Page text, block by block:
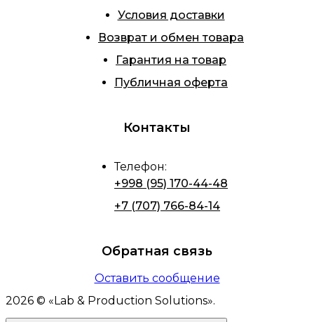
Условия доставки
Возврат и обмен товара
Гарантия на товар
Публичная оферта
Контакты
Телефон:
+998 (95) 170-44-48
+7 (707) 766-84-14
Обратная связь
Оставить сообщение
2026 © « Lab & Production Solutions».